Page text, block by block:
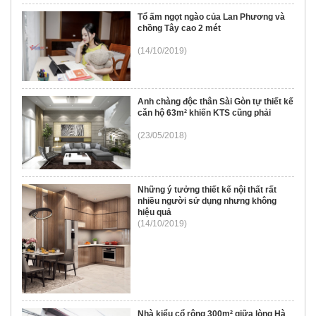
Tổ ấm ngọt ngào của Lan Phương và
chồng Tây cao 2 mét
(14/10/2019)
Anh chàng độc thân Sài Gòn tự thiết kế
căn hộ 63m² khiến KTS cũng phải
(23/05/2018)
Những ý tưởng thiết kế nội thất rất
nhiều người sử dụng nhưng không
hiệu quả
(14/10/2019)
Nhà kiểu cổ rộng 300m² giữa lòng Hà